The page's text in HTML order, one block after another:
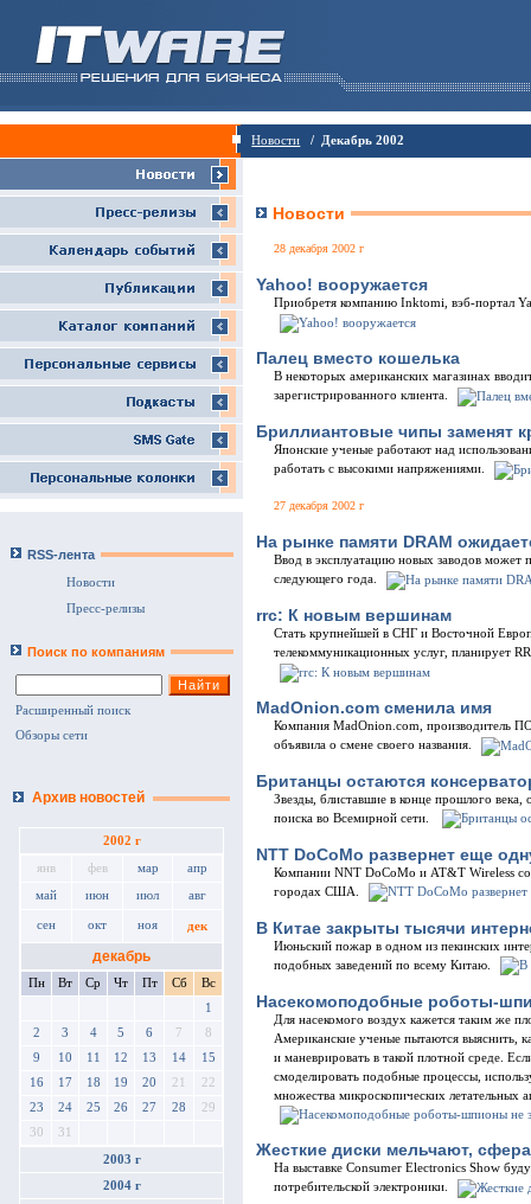
Новости / Декабрь 2002
RSS-лента
Новости
Пресс-релизы
Поиск по компаниям
Расширенный поиск
Обзоры сети
Архив новостей
2002 г
янв фев мар апр
май июн июл авг
сен окт ноя дек
декабрь
Пн Вт Ср Чт Пт Сб
Вс
1
2
3 4 5 6 7
8
9
10 11 12 13 14
15
16
17 18 19 20 21
22
23
24 25 26 27 28
29
30
31
2003 г
2004 г
Новости
28 декабря 2002 г
Yahoo! вооружается
Приобретя компанию Inktomi, вэб-портал
Палец вместо кошелька
В некоторых американских магазинах
зарегистрированного клиента.
Бриллиантовые чипы заменят
Японские ученые работают над
работать с высокими напряжениями.
27 декабря 2002 г
На рынке памяти DRAM
Ввод в эксплуатацию новых заводов может
следующего года.
rrc: К новым вершинам
Cтать крупнейшей в СНГ и Восточной
телекоммуникационных услуг, планирует
MadOnion.com сменила имя
Компания MadOnion.com, производитель
объявила о смене своего названия.
Британцы остаются
Звезды, блиставшие в конце прошлого
поиска во Всемирной сети.
NTT DoCoMo развернет еще
Компании NNT DoCoMo и AT&T Wireless
городах США.
В Китае закрыты тысячи
Июньский пожар в одном из пекинских
подобных заведений по всему Китаю.
Насекомоподобные роботы-
Для насекомого воздух кажется таким же
Американские ученые пытаются выяснить,
и маневрировать в такой плотной среде.
смоделировать подобные процессы,
множества микроскопических летательных
Жесткие диски мельчают,
На выставке Consumer Electronics Show
потребительской электроники.